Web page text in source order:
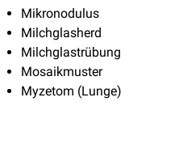
Mikronodulus
Milchglasherd
Milchglastrübung
Mosaikmuster
Myzetom (Lunge)